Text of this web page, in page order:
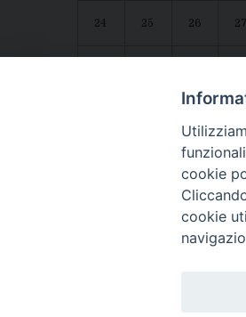
24 25 26 27
: tel/
cookie
cookie